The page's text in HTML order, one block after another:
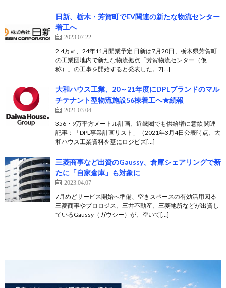
日新、栃木・芳賀町でEV関連の新たな物流センター
着工へ
2023.07.22
2.4万㎡、24年11月開業予定 日新は7月20日、栃木県芳賀町
の工業団地内で新たな物流拠点「芳賀物流センター（仮
称）」の工事を開始すると発表した。7[…]
大和ハウス工業、20～21年度にDPLブランドのマル
チテナント型物流施設56棟着工へ★続報
2021.03.04
356・9万平方メートル計画、近畿圏でも供給増に意欲 関連
記事：「DPL事業計画リスト」（2021年3月4日公表時点、大
和ハウス工業資料を基にロジビズ[…]
三菱商事など出資のGaussy、倉庫シェアリングで新
たに「自家倉庫」も対象に
2023.04.07
7月めどサービス開始へ準備、空きスペースの有効活用図る
三菱商事やプロロジス、三井不動産、三菱地所などが出資し
ているGaussy（ガウシー）が、空いて[…]